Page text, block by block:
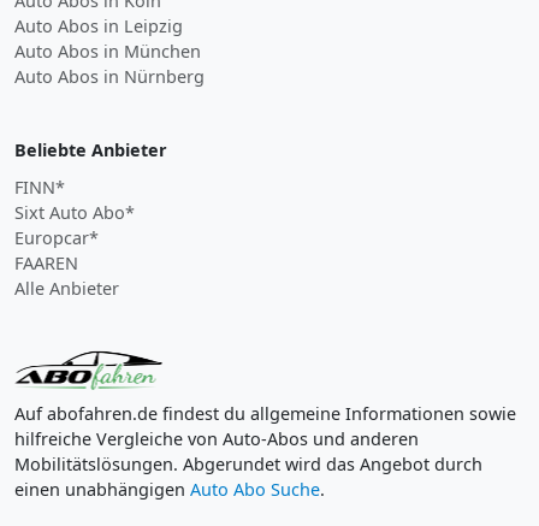
Auto Abos in Leipzig
Auto Abos in München
Auto Abos in Nürnberg
Beliebte Anbieter
FINN*
Sixt Auto Abo*
Europcar*
FAAREN
Alle Anbieter
Auf abofahren.de findest du allgemeine Informationen sowie
hilfreiche Vergleiche von Auto-Abos und anderen
Mobilitätslösungen. Abgerundet wird das Angebot durch
einen unabhängigen Auto Abo Suche.